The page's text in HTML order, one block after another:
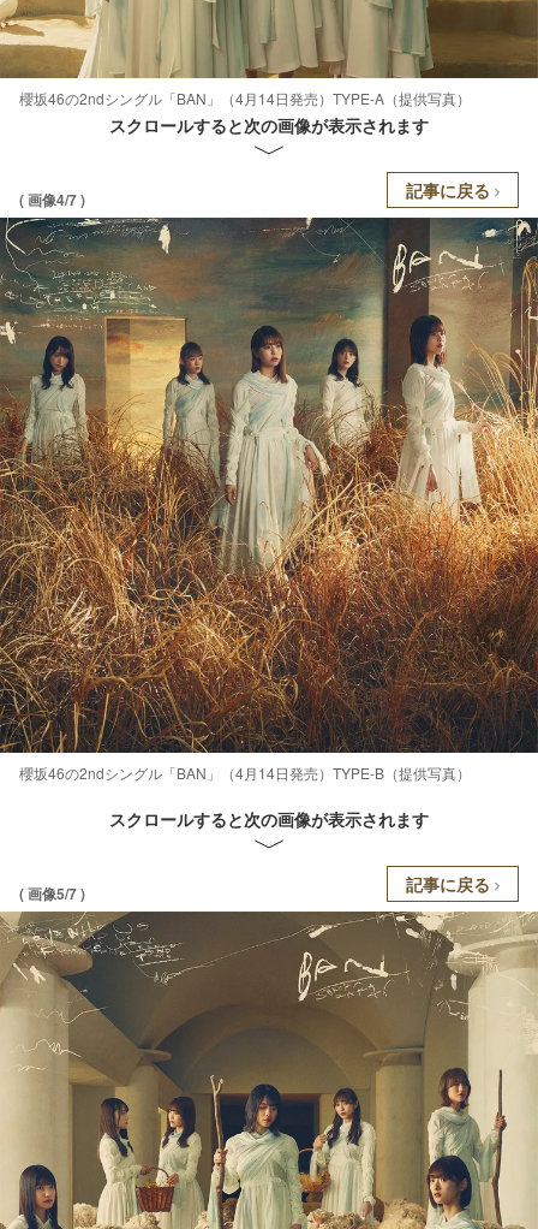
櫻坂46の2ndシングル「BAN」（4月14日発売）TYPE-A（提供写真）
スクロールすると次の画像が表示されます
( 画像4/7 ) 記事に戻る
櫻坂46の2ndシングル「BAN」（4月14日発売）TYPE-B（提供写真）
スクロールすると次の画像が表示されます
( 画像5/7 ) 記事に戻る